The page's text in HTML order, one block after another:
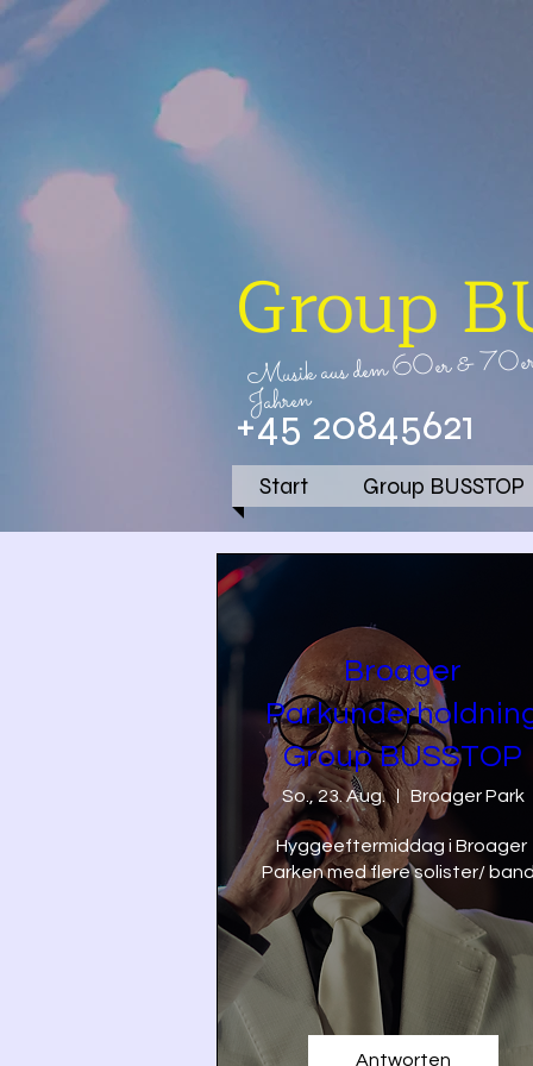
Musik aus dem60er&
Jahren
+45 20845621
Group
Start Group BUSSTOP
Stafet
Broager
Group BUSSTOP
So., 23. Aug. Broager Park
Hyggeeftermiddag i Broager
Parken med flere solister/
Antworten